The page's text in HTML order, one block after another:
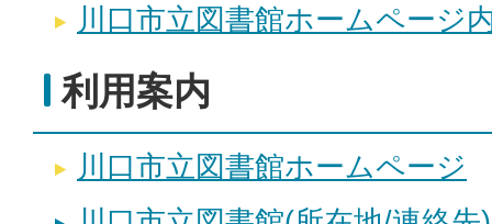
川口市立図書館ホームページ
利用案内
川口市立図書館ホームページ